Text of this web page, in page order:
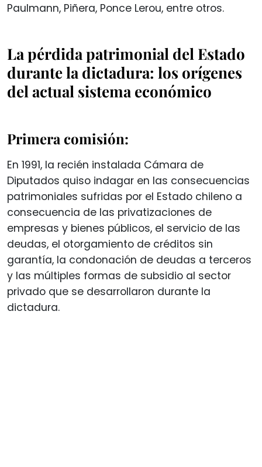
Paulmann, Piñera, Ponce Lerou, entre otros.
La pérdida patrimonial del Estado
durante la dictadura: los orígenes
del actual sistema económico
Primera comisión:
En 1991, la recién instalada Cámara de
Diputados quiso indagar en las consecuencias
patrimoniales sufridas por el Estado chileno a
consecuencia de las privatizaciones de
empresas y bienes públicos, el servicio de las
deudas, el otorgamiento de créditos sin
garantía, la condonación de deudas a terceros
y las múltiples formas de subsidio al sector
privado que se desarrollaron durante la
dictadura.